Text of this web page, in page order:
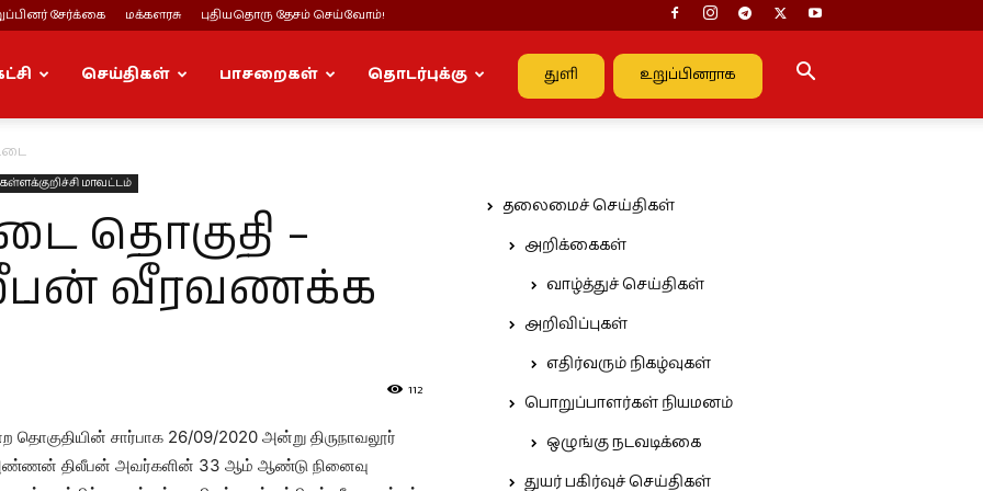
சேர்க்கை மக்களரசு புதியதொரு தேசம் செய்வோம்!
துளி உறுப்பினராக
செய்திகள் பாசறைகள் தொடர்புக்கு
கள்ளக்குறிச்சி மாவட்டம்
தொகுதி –
வீரவணக்க
112
தொகுதியின் சார்பாக 26/09/2020 அன்று திருநாவலூர்
அண்ணன் திலீபன் அவர்களின் 33 ஆம் ஆண்டு நினைவு
தலைமைச் செய்திகள்
அறிக்கைகள்
வாழ்த்துச் செய்திகள்
அறிவிப்புகள்
எதிர்வரும் நிகழ்வுகள்
பொறுப்பாளர்கள் நியமனம்
ஒழுங்கு நடவடிக்கை
துயர் பகிர்வுச் செய்திகள்